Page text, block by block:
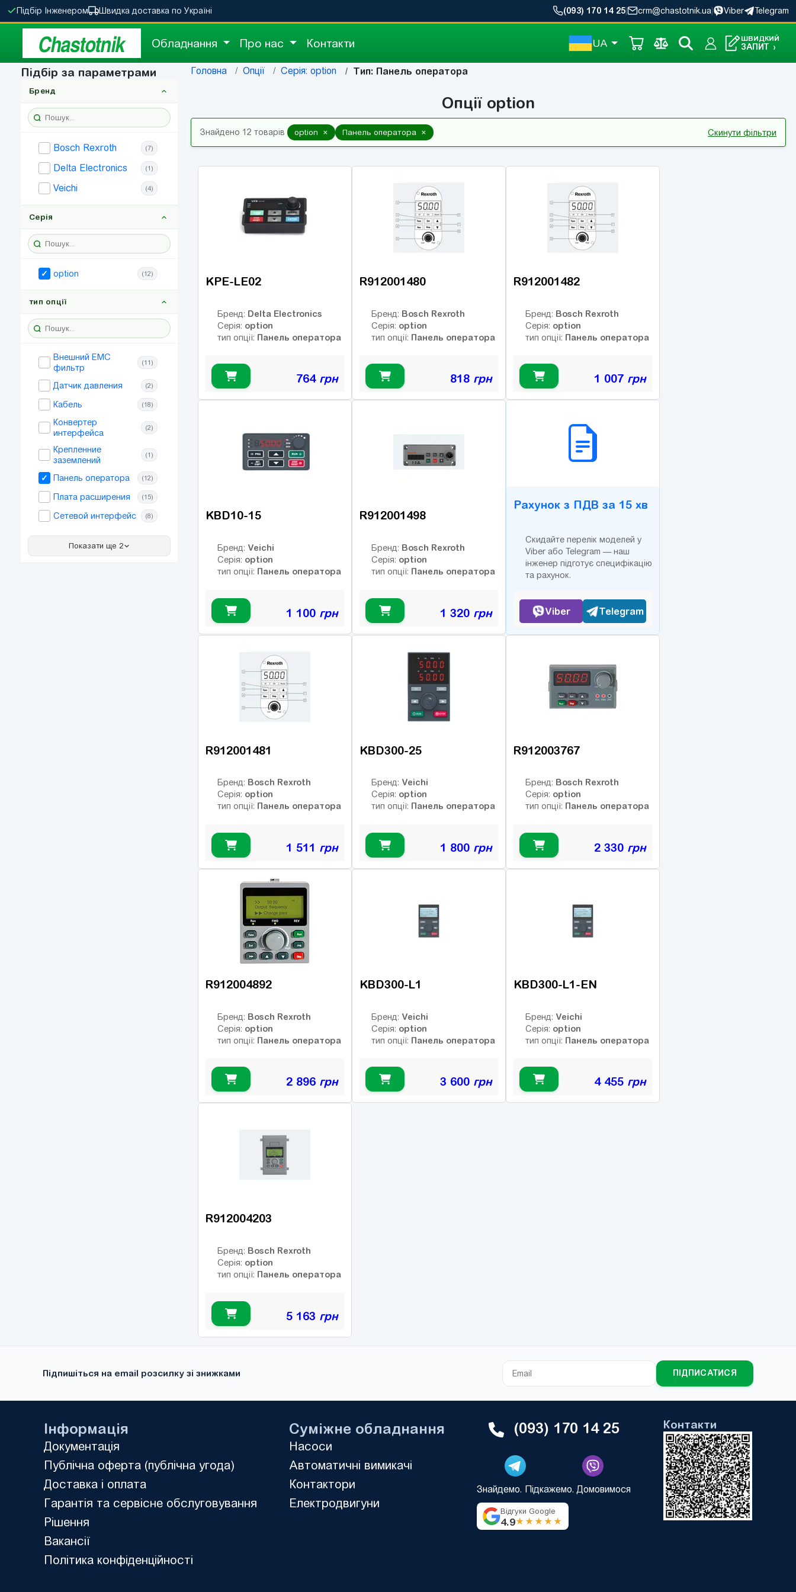
Підбір Інженером Швидка доставка по Україні (093) 170 14 25 crm@chastotnik.ua Viber Telegram
Chastotnik Обладнання Про нас Контакти UA ШВИДКИЙ
ЗАПИТ ›
Підбір за параметрами
Бренд
Bosch Rexroth (7)
Delta Electronics (1)
Veichi (4)
Серія
option (12)
тип опції
Внешний ЕМС
фильтр
(11)
Датчик давления (2)
Кабель (18)
Конвертер
интерфейса
(2)
Крепленние
заземлений
(1)
Панель оператора (12)
Плата расширения (15)
Сетевой интерфейс (8)
Тормозной модуль (3)
(87)
Показати ще 2
Головна Опції Серія: option Тип: Панель оператора
Опції option
Знайдено 12 товарів option × Панель оператора × Скинути фільтри
KPE-LE02
Бренд: Delta Electronics
Серія: option
тип опції: Панель оператора
764грн
R912001480
Бренд: Bosch Rexroth
Серія: option
тип опції: Панель оператора
818 грн
R912001482
Бренд: Bosch Rexroth
Серія: option
тип опції: Панель оператора
1 007 грн
KBD10-15
Бренд: Veichi
Серія: option
тип опції: Панель оператора
1 100 грн
R912001498
Бренд: Bosch Rexroth
Серія: option
тип опції: Панель оператора
1 320 грн
Рахунок з ПДВ за 15 хв
Скидайте перелік моделей у
Viber або Telegram — наш
інженер підготує специфікацію
та рахунок.
Viber Telegram
R912001481
Бренд: Bosch Rexroth
Серія: option
тип опції: Панель оператора
1 511 грн
KBD300-25
Бренд: Veichi
Серія: option
тип опції: Панель оператора
1 800 грн
R912003767
Бренд: Bosch Rexroth
Серія: option
тип опції: Панель оператора
2 330 грн
R912004892
Бренд: Bosch Rexroth
Серія: option
тип опції: Панель оператора
2 896 грн
KBD300-L1
Бренд: Veichi
Серія: option
тип опції: Панель оператора
3 600 грн
KBD300-L1-EN
Бренд: Veichi
Серія: option
тип опції: Панель оператора
4 455 грн
R912004203
Бренд: Bosch Rexroth
Серія: option
тип опції: Панель оператора
5 163 грн
Підпишіться на email розсилку зі знижками ПІДПИСАТИСЯ
Інформація
Документація
Публічна оферта (публічна угода)
Доставка і оплата
Гарантія та сервісне обслуговування
Рішення
Вакансії
Політика конфіденційності
Суміжне обладнання
Насоси
Автоматичні вимикачі
Контактори
Електродвигуни
(093) 170 14 25
Знайдемо. Підкажемо. Домовимося
Відгуки Google
4.9★★★★★
Контакти